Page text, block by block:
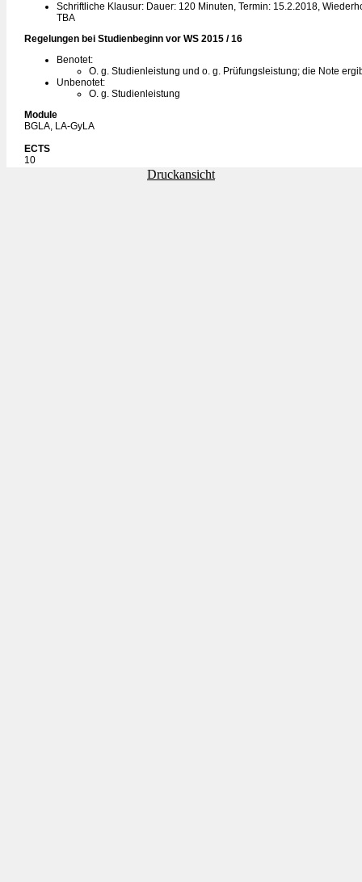
Schriftliche Klausur: Dauer: 120 Minuten, Termin: 15.2.2018,
TBA
Regelungen bei Studienbeginn vor WS 2015 / 16
Benotet:
O. g. Studienleistung und o. g. Prüfungsleistung; die Note
Unbenotet:
O. g. Studienleistung
Module
BGLA, LA-GyLA
ECTS
10
Druckansicht